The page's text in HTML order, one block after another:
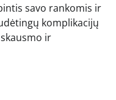
savo rankomis ir
komplikacijų
ir